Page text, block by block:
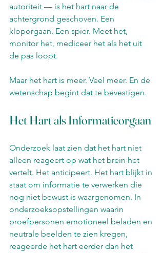
autoriteit — is het hart naar de
achtergrond geschoven. Een
kloporgaan. Een spier. Meet het,
monitor het, mediceer het als het uit
de pas loopt.
Maar het hart is meer. Veel meer. En de
wetenschap begint dat te bevestigen.
Het Hart als Informatieorgaan
Onderzoek laat zien dat het hart niet
alleen reageert op wat het brein het
vertelt. Het anticipeert. Het hart blijkt in
staat om informatie te verwerken die
nog niet bewust is waargenomen. In
onderzoeksopstellingen waarin
proefpersonen emotioneel beladen en
neutrale beelden te zien kregen,
reageerde het hart eerder dan het